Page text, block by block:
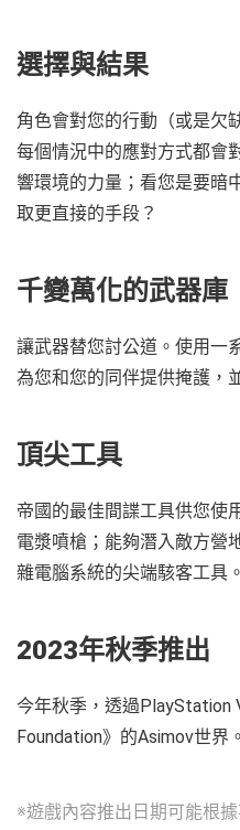
選擇與結果
角色會對您的行動（或是欠
每個情況中的應對方式都會
響環境的力量；看您是要暗
取更直接的手段？
千變萬化的武器庫
讓武器替您討公道。使用一
為您和您的同伴提供掩護，
頂尖工具
帝國的最佳間諜工具供您使
電漿噴槍；能夠潛入敵方營
雜電腦系統的尖端駭客工具。
2023年秋季推出
今年秋季，透過PlayStation
Foundation》的Asimov世界。
※遊戲內容推出日期可能根